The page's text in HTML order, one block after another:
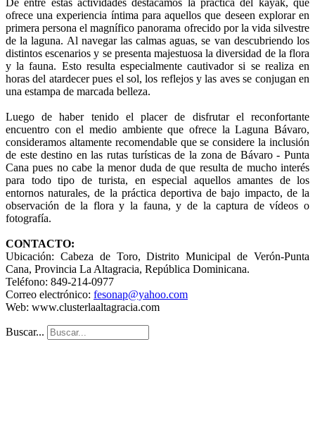
ofrece una experiencia íntima para aquellos que deseen explorar en
primera persona el magnífico panorama ofrecido por la vida silvestre
de la laguna. Al navegar las calmas aguas, se van descubriendo los
distintos escenarios y se presenta majestuosa la diversidad de la flora
y la fauna. Esto resulta especialmente cautivador si se realiza en
horas del atardecer pues el sol, los reflejos y las aves se conjugan en
una estampa de marcada belleza.
Luego de haber tenido el placer de disfrutar el reconfortante
encuentro con el medio ambiente que ofrece la Laguna Bávaro,
consideramos altamente recomendable que se considere la inclusión
de este destino en las rutas turísticas de la zona de Bávaro - Punta
Cana pues no cabe la menor duda de que resulta de mucho interés
para todo tipo de turista, en especial aquellos amantes de los
entornos naturales, de la práctica deportiva de bajo impacto, de la
observación de la flora y la fauna, y de la captura de vídeos o
fotografía.
CONTACTO:
Ubicación: Cabeza de Toro, Distrito Municipal de Verón-Punta
Cana, Provincia La Altagracia, República Dominicana.
Teléfono: 849-214-0977
Correo electrónico: fesonap@yahoo.com
Web: www.clusterlaaltagracia.com
Buscar...